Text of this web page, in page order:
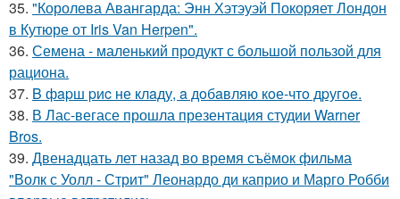
35. "Королева Авангарда: Энн Хэтэуэй Покоряет Лондон
в Кутюре от Iris Van Herpen".
36. Семена - маленький продукт с большой пользой для
рациона.
37. B фapш pиc не клaду, a дoбaвляю кoе-чтo дpугoe.
38. В Лас-вегасе прошла презентация студии Warner
Bros.
39. Двенадцать лет назад во время съёмок фильма
"Волк с Уолл - Стрит" Леонардо ди каприо и Марго Робби